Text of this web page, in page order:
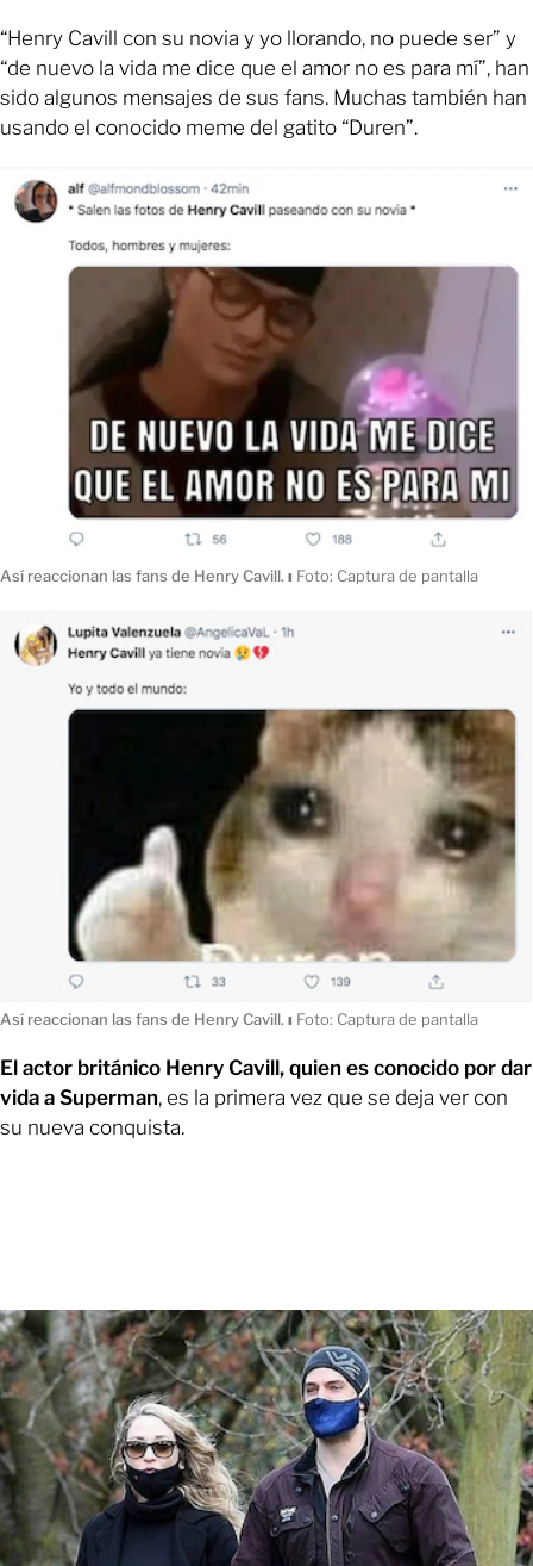
“Henry Cavill con su novia y yo llorando, no puede ser” y
“de nuevo la vida me dice que el amor no es para mí”, han
sido algunos mensajes de sus fans. Muchas también han
usando el conocido meme del gatito “Duren”.
Así reaccionan las fans de Henry Cavill. ı Foto: Captura de pantalla
Así reaccionan las fans de Henry Cavill. ı Foto: Captura de pantalla
El actor británico Henry Cavill, quien es conocido por dar
vida a Superman, es la primera vez que se deja ver con
su nueva conquista.